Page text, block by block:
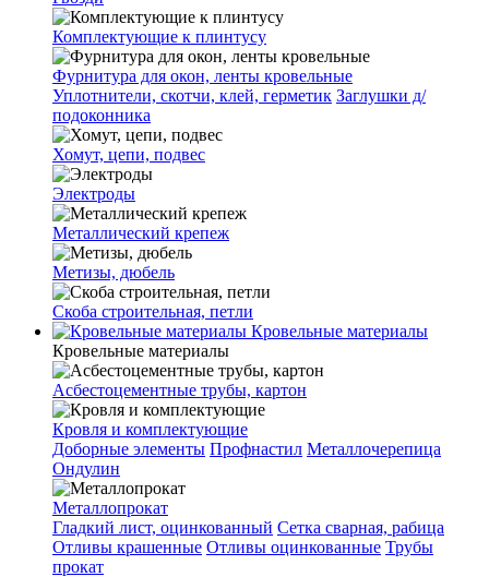
Комплектующие к плинтусу
Фурнитура для окон, ленты кровельные
Уплотнители, скотчи, клей, герметик Заглушки д/
подоконника
Хомут, цепи, подвес
Электроды
Металлический крепеж
Метизы, дюбель
Скоба строительная, петли
Кровельные материалы
Кровельные материалы
Асбестоцементные трубы, картон
Кровля и комплектующие
Доборные элементы Профнастил Металлочерепица
Ондулин
Металлопрокат
Гладкий лист, оцинкованный Сетка сварная, рабица
Отливы крашенные Отливы оцинкованные Трубы
прокат